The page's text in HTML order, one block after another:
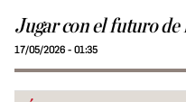
Jugar con el futuro de
17/05/2026 - 01:35